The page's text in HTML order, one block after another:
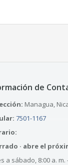
de
Managua,
7501-1167
· abre el
a sábado, 8:00 a. m.